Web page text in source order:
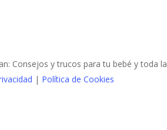
Consejos y trucos para tu bebé y toda la
| Política de Cookies